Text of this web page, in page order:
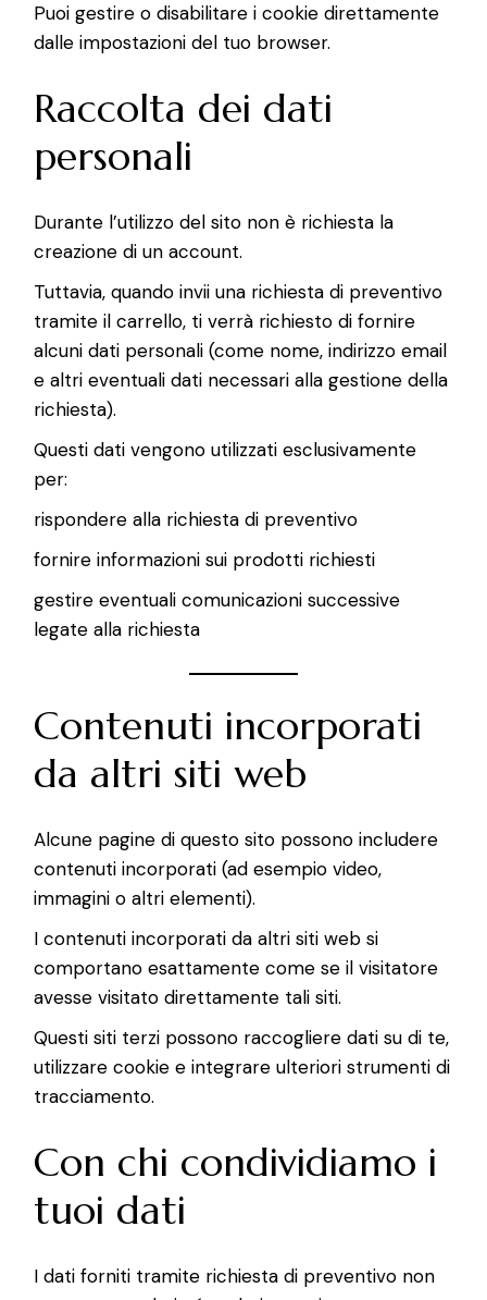
Puoi gestire o disabilitare i cookie direttamente
dalle impostazioni del tuo browser.
Raccolta dei dati
personali
Durante l’utilizzo del sito non è richiesta la
creazione di un account.
Tuttavia, quando invii una richiesta di preventivo
tramite il carrello, ti verrà richiesto di fornire
alcuni dati personali (come nome, indirizzo email
e altri eventuali dati necessari alla gestione della
richiesta).
Questi dati vengono utilizzati esclusivamente
per:
rispondere alla richiesta di preventivo
fornire informazioni sui prodotti richiesti
gestire eventuali comunicazioni successive
legate alla richiesta
Contenuti incorporati
da altri siti web
Alcune pagine di questo sito possono includere
contenuti incorporati (ad esempio video,
immagini o altri elementi).
I contenuti incorporati da altri siti web si
comportano esattamente come se il visitatore
avesse visitato direttamente tali siti.
Questi siti terzi possono raccogliere dati su di te,
utilizzare cookie e integrare ulteriori strumenti di
tracciamento.
Con chi condividiamo i
tuoi dati
I dati forniti tramite richiesta di preventivo non